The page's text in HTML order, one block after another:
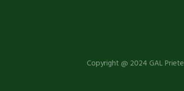
Copyright @ 2024 GAL